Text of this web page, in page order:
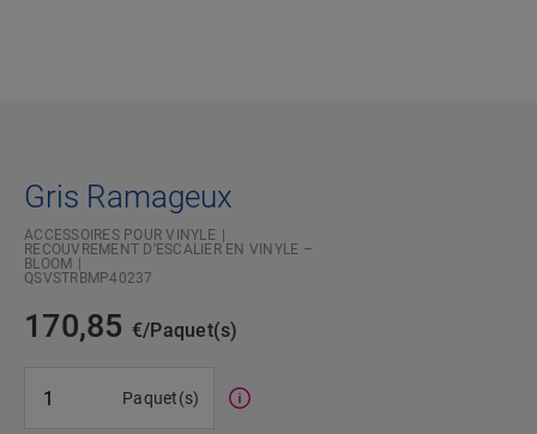
Gris Ramageux
ACCESSOIRES POUR VINYLE
RECOUVREMENT D’ESCALIER EN VINYLE –
BLOOM
QSVSTRBMP40237
170,85 €/Paquet(s)
Paquet(s)